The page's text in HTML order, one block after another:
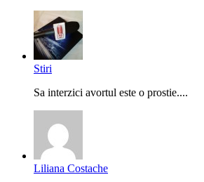
Stiri
Sa interzici avortul este o prostie....
Liliana Costache